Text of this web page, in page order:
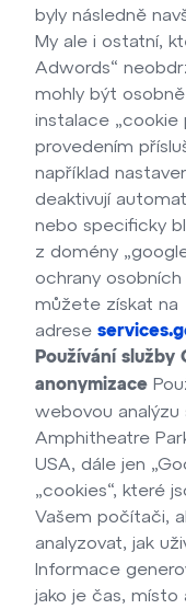
byly následně
My ale i ostatní,
Adwords“
mohly být
instalace „cookie
provedením
například
deaktivují
nebo specificky
z domény
ochrany
můžete získat na
adrese
Používání
anonymizace
webovou
Amphitheatre
USA, dále jen
„cookies“, které
Vašem počítači,
analyzovat, jak
Informace
jako je čas,